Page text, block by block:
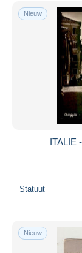
Gratis
Woonplaats
Nieuw
ITALIE
Statuut
Nieuw